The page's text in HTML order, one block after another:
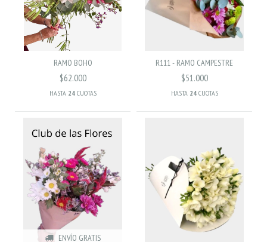
RAMO BOHO
$62.000
HASTA 24CUOTAS
R111 - RAMO CAMPESTRE
$51.000
HASTA 24CUOTAS
ENVÍO GRATIS